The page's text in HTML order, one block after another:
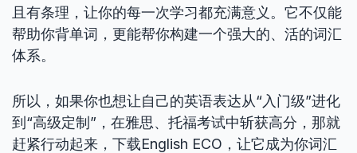
且有条理，让你的每一次学习都充满意义。它不仅能
帮助你背单词，更能帮你构建一个强大的、活的词汇
体系。
所以，如果你也想让自己的英语表达从“入门级”进化
到“高级定制”，在雅思、托福考试中斩获高分，那就
赶紧行动起来，下载English ECO，让它成为你词汇